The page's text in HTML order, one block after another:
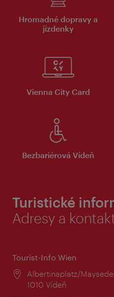
Hromadné dopravy a
jízdenky
Vienna City Card
Bezbariérová Vídeň
Turistické
Adresy a
Tourist-Info Wien
Místo:
Albertinaplatz/
1010 Vídeň